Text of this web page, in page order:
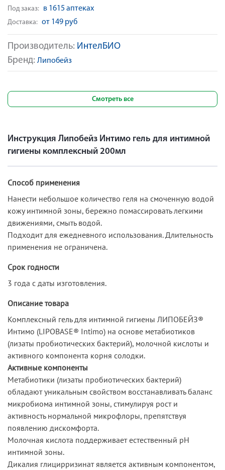
Производитель: ИнтелБИО
Бренд: Липобейз
Под заказ: в 1615 аптеках
Доставка: от 149 руб
Смотреть все
Инструкция Липобейз Интимо гель для интимной
гигиены комплексный 200мл
Способ применения
Нанести небольшое количество геля на смоченную водой
кожу интимной зоны, бережно помассировать легкими
движениями, смыть водой.
Подходит для ежедневного использования. Длительность
применения не ограничена.
Срок годности
3 года с даты изготовления.
Описание товара
Комплексный гель для интимной гигиены ЛИПОБЕЙЗ®
Интимо (LIPOBASE® Intimo) на основе метабиотиков
(лизаты пробиотических бактерий), молочной кислоты и
активного компонента корня солодки.
Активные компоненты
Метабиотики (лизаты пробиотических бактерий)
обладают уникальным свойством восстанавливать баланс
микробиома интимной зоны, стимулируя рост и
активность нормальной микрофлоры, препятствуя
появлению дискомфорта.
Молочная кислота поддерживает естественный pH
интимной зоны.
Дикалия глицирризинат является активным компонентом,